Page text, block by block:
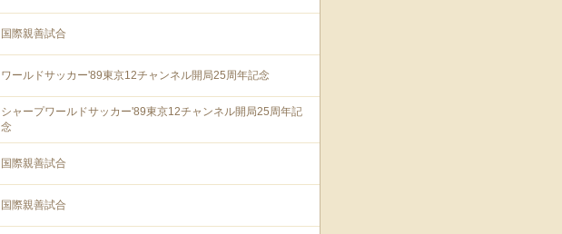
国際親善試合
ワールドサッカー'89東京12チャンネル開局25周年記念
シャープワールドサッカー'89東京12チャンネル開局25周年記
念
国際親善試合
国際親善試合